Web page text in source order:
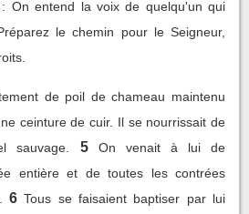
On entend la voix de quelqu'un qui
le chemin pour le Seigneur,
de poil de chameau maintenu
ceinture de cuir. Il se nourrissait de
sauvage.
5
On venait à lui de
entière et de toutes les contrées
6 Tous se faisaient baptiser par lui